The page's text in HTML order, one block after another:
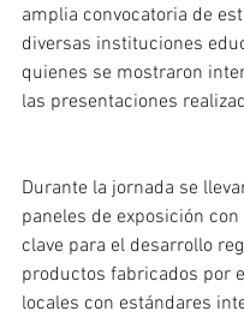
amplia convocatoria de
diversas instituciones
quienes se mostraron
las presentaciones
Durante la jornada se
paneles de exposición
clave para el desarrollo
productos fabricados por
locales con estándares